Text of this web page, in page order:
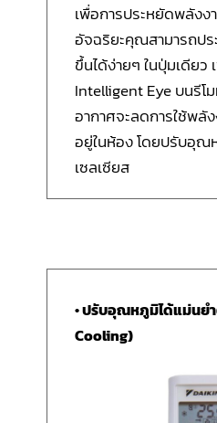
เพื่อการประหยัดพลังง
อัจฉริยะคุณสามารถป
ขึ้นได้ง่ายๆ ในปุ่มเดียว
Intelligent Eye บนรีโ
อากาศจะลดการใช้พลั
อยู่ในห้อง โดยปรับอุณ
เซลเซียส
• ปรับอุณหภูมิได้แม่นย
Cooling)